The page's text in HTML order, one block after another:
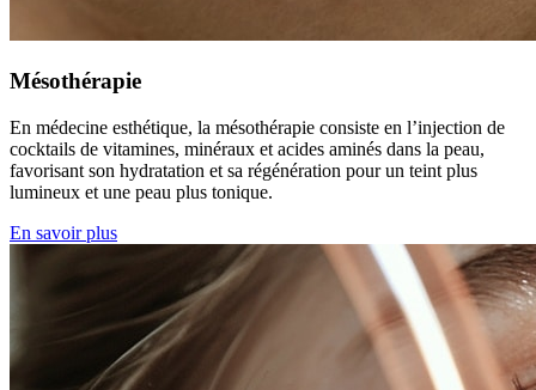
Mésothérapie
En médecine esthétique, la mésothérapie consiste en l’injection de
cocktails de vitamines, minéraux et acides aminés dans la peau,
favorisant son hydratation et sa régénération pour un teint plus
lumineux et une peau plus tonique.
En savoir plus